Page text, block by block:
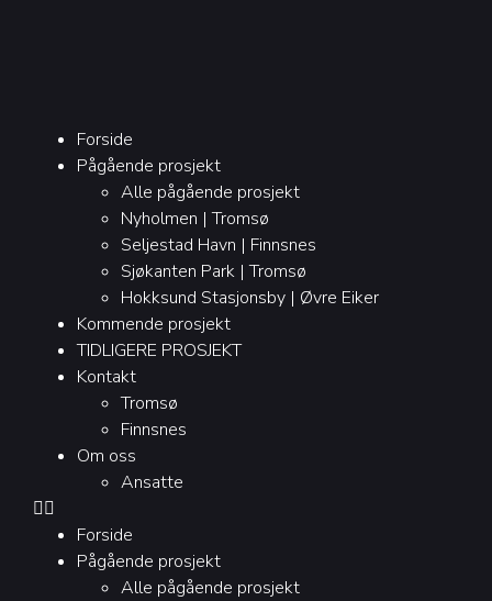
Forside
Pågående prosjekt
Alle pågående prosjekt
Nyholmen | Tromsø
Seljestad Havn | Finnsnes
Sjøkanten Park | Tromsø
Hokksund Stasjonsby | Øvre Eiker
Kommende prosjekt
TIDLIGERE PROSJEKT
Kontakt
Tromsø
Finnsnes
Om oss
Ansatte
Forside
Pågående prosjekt
Alle pågående prosjekt